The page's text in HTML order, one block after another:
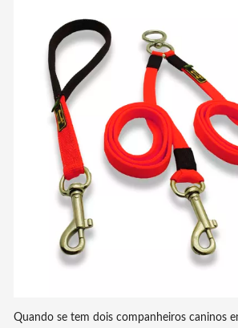
Quando se tem dois companheiros caninos